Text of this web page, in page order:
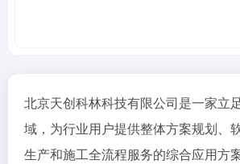
北京天创科林科技有限公司是一家立
域，为行业用户提供整体方案规划、
生产和施工全流程服务的综合应用方